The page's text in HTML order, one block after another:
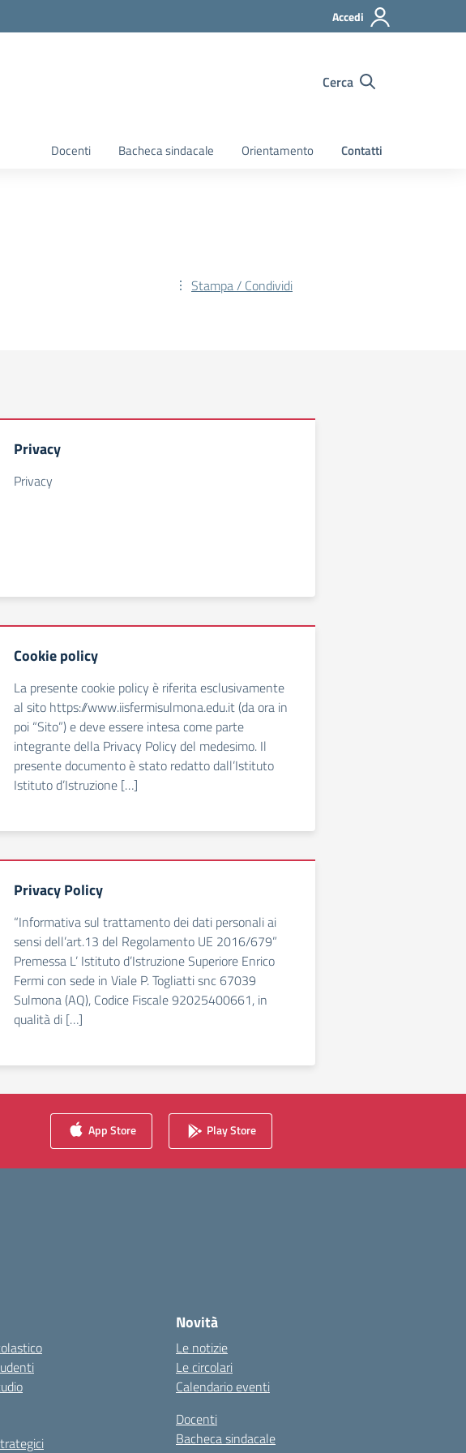
Accedi
Cerca
Docenti Bacheca sindacale Orientamento Contatti
Stampa / Condividi
Privacy
Privacy
Cookie policy
La presente cookie policy è riferita esclusivamente
al sito https://www.iisfermisulmona.edu.it (da ora in
poi “Sito”) e deve essere intesa come parte
integrante della Privacy Policy del medesimo. Il
presente documento è stato redatto dall’Istituto
Istituto d’Istruzione […]
Privacy Policy
“Informativa sul trattamento dei dati personali ai
sensi dell’art.13 del Regolamento UE 2016/679”
Premessa L’ Istituto d’Istruzione Superiore Enrico
Fermi con sede in Viale P. Togliatti snc 67039
Sulmona (AQ), Codice Fiscale 92025400661, in
qualità di […]
App Store Play Store
Novità
Le notizie
Le circolari
Calendario eventi
Docenti
Bacheca sindacale